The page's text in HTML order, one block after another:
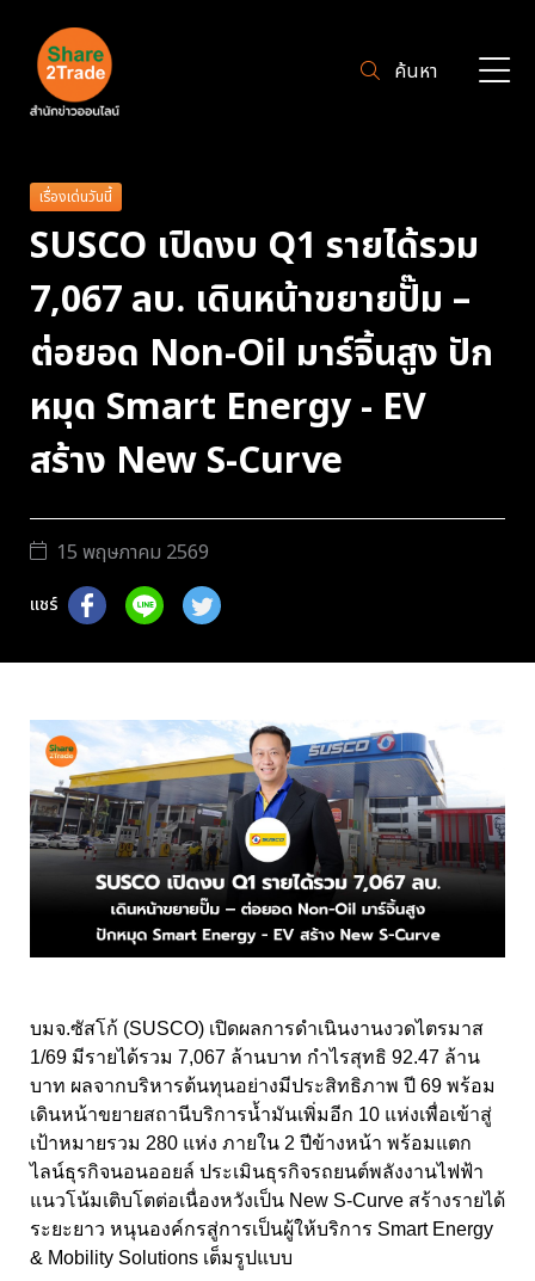
ค้นหา
เรื่องเด่นวันนี้
SUSCO เปิดงบ Q1 รายได้รวม
7,067 ลบ. เดินหน้าขยายปั๊ม –
ต่อยอด Non-Oil มาร์จิ้นสูง ปัก
หมุด Smart Energy - EV
สร้าง New S-Curve
15 พฤษภาคม 2569
แชร์
บมจ.ซัสโก้ (SUSCO) เปิดผลการดำเนินงานงวดไตรมาส
1/69 มีรายได้รวม 7,067 ล้านบาท กำไรสุทธิ 92.47 ล้าน
บาท ผลจากบริหารต้นทุนอย่างมีประสิทธิภาพ ปี 69 พร้อม
เดินหน้าขยายสถานีบริการน้ำมันเพิ่มอีก 10 แห่งเพื่อเข้าสู่
เป้าหมายรวม 280 แห่ง ภายใน 2 ปีข้างหน้า พร้อมแตก
ไลน์ธุรกิจนอนออยล์ ประเมินธุรกิจรถยนต์พลังงานไฟฟ้า
แนวโน้มเติบโตต่อเนื่องหวังเป็น New S-Curve สร้างรายได้
ระยะยาว หนุนองค์กรสู่การเป็นผู้ให้บริการ Smart Energy
& Mobility Solutions เต็มรูปแบบ